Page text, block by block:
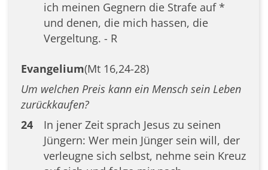
ich meinen Gegnern die Strafe auf *
und denen, die mich hassen, die
Vergeltung. - R
Evangelium(Mt 16,24-28)
Um welchen Preis kann ein Mensch sein Leben
zurückkaufen?
24
In jener Zeit sprach Jesus zu seinen
Jüngern: Wer mein Jünger sein will, der
verleugne sich selbst, nehme sein Kreuz